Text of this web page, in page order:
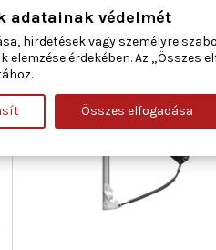
Kosárba
Utolsó tételek a
Új
Akciós!
adatainak védelmét
hirdetések vagy személyre
érdekében. Az „Összes
Összes elfogadása